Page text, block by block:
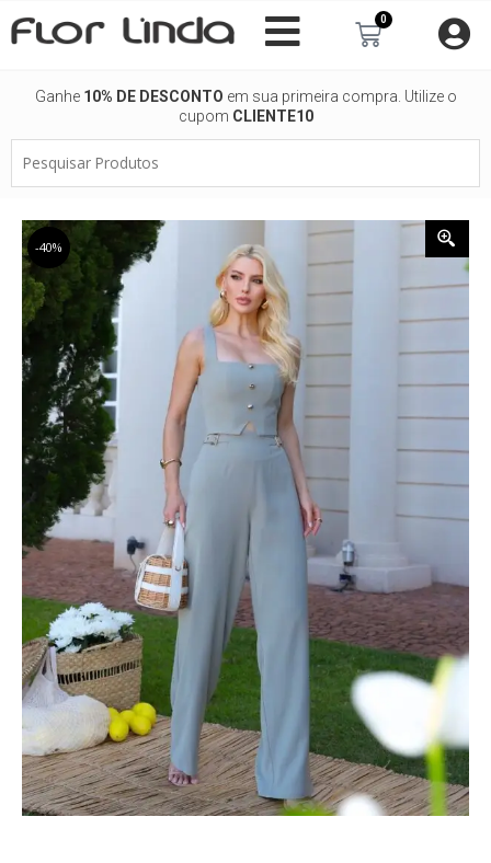
para
0
Carrinho
Ganhe 10% DE DESCONTO em sua primeira compra. Utilize o
cupom CLIENTE10
Produtos
-40%